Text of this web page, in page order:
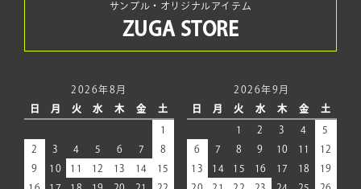
サンプル・オリジナルアイテム
ZUGA STORE
2026年8月
日
月 火 水 木 金 土
1
2
3 4 5 6 7
8
9
10 11 12 13 14
15
2026年9月
日
月 火 水 木 金 土
1 2 3 4
5
6
7 8 9 10 11
12
13
14 15 16 17 18
19